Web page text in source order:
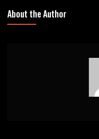
About the Author